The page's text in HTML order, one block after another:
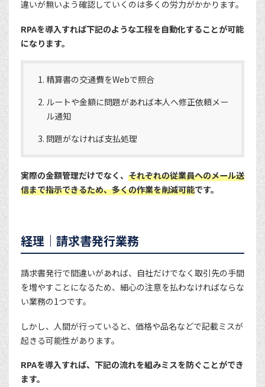
違いが無いよう確認していくのは多くの労力がかかります。
RPAを導入すれば下記のような工程を自動化することが可能
になります。
精算書の交通費をWebで照合
ルートや金額に問題があれば本人へ修正依頼メー
ル通知
問題がなければ支払処理
実際の金額管理だけでなく、 それぞれの従業員へのメール送
信まで指示できるため、多くの作業を削減可能です。
経理｜請求書発行業務
請求書発行で間違いがあれば、自社だけでなく取引先の手間
を増やすことになるため、細心の注意を払わなければならな
い業務の1つです。
しかし、人間が行っていると、価格や品名などで記載ミスが
起きる可能性があります。
RPAを導入すれば、下記の流れを組みミスを防ぐことができ
ます。